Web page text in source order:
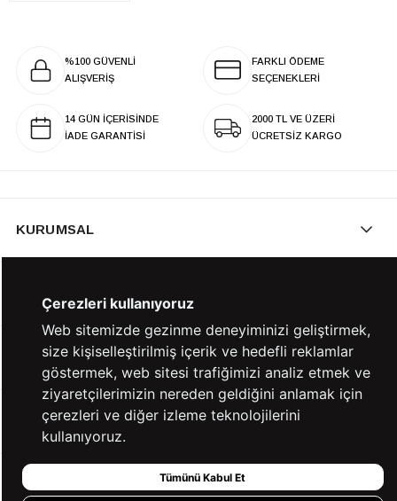
%100 GÜVENLİ
ALIŞVERİŞ
FARKLI ÖDEME
SEÇENEKLERİ
14 GÜN İÇERİSİNDE
İADE GARANTİSİ
2000 TL VE ÜZERİ
ÜCRETSİZ KARGO
KURUMSAL
YARDIM
BİZE ULAŞIN
HIZLI ERİŞİM
Çerezleri kullanıyoruz
Web sitemizde gezinme deneyiminizi geliştirmek,
size kişiselleştirilmiş içerik ve hedefli reklamlar
göstermek, web sitesi trafiğimizi analiz etmek ve
ziyaretçilerimizin nereden geldiğini anlamak için
çerezleri ve diğer izleme teknolojilerini
kullanıyoruz.
Tümünü Kabul Et